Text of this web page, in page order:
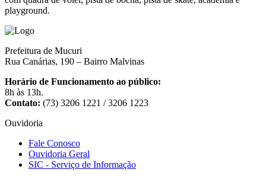
playground.
Prefeitura de Mucuri
Rua Canárias, 190 – Bairro Malvinas
Horário de Funcionamento ao público:
8h às 13h.
Contato: (73) 3206 1221 / 3206 1223
Ouvidoria
Fale Conosco
Ouvidoria Geral
SIC - Serviço de Informação